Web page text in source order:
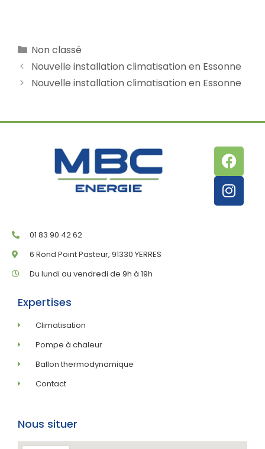
Non classé
Nouvelle installation climatisation en Essonne
Nouvelle installation climatisation en Essonne
01 83 90 42 62
6 Rond Point Pasteur, 91330 YERRES
Du lundi au vendredi de 9h à 19h
Expertises
Climatisation
Pompe à chaleur
Ballon thermodynamique
Contact
Nous situer